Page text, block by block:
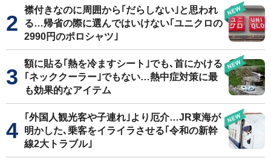
襟付きなのに周囲から｢だらしない｣と思われ
る…帰省の際に選んではいけない｢ユニクロの
2990円のポロシャツ｣
額に貼る｢熱を冷ますシート｣でも､首にかける
｢ネッククーラー｣でもない…熱中症対策に最
も効果的なアイテム
｢外国人観光客や子連れ｣より厄介…JR東海が
明かした､乗客をイライラさせる｢令和の新幹
線2大トラブル｣